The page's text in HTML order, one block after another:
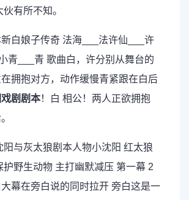
有所不知。
白娘子传奇 法海___法许仙___许
青___青 歌曲白，许分别从舞台的
拥抱对方，动作缓慢青紧跟在白后
剧剧本！白 相公！两人正欲拥抱
阳与灰太狼剧本人物小沈阳 红太狼
护野生动物 主打幽默减压 第一幕 2
幕在旁白说的同时拉开 旁白这是一